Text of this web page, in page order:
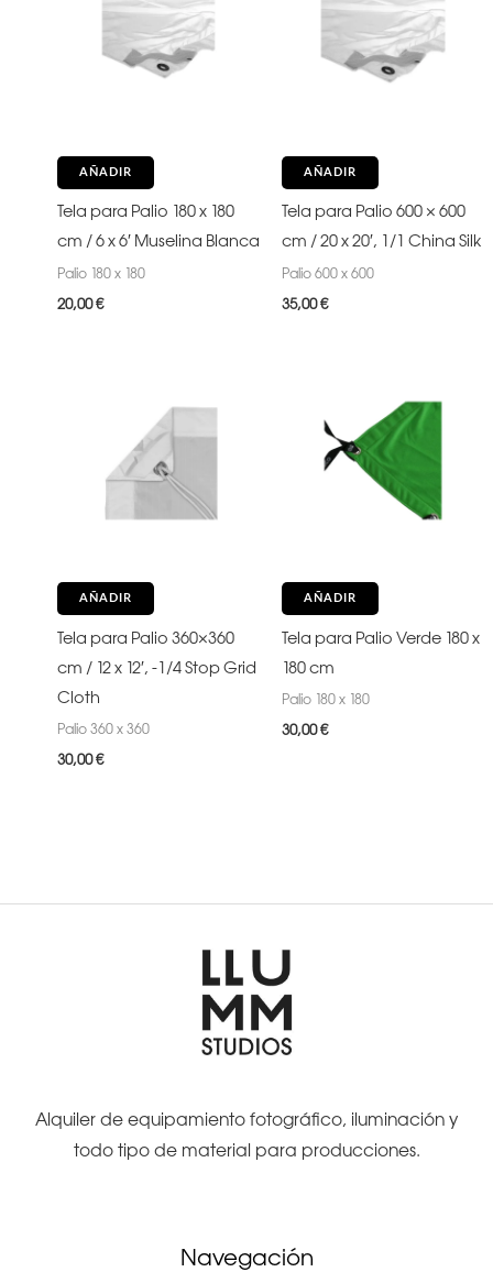
AÑADIR
Tela para Palio 180 x 180
cm / 6 x 6′ Muselina Blanca
Palio 180 x 180
20,00€
AÑADIR
Tela para Palio 600 × 600
cm / 20 x 20′, 1/1 China Silk
Palio 600 x 600
35,00€
AÑADIR
Tela para Palio 360×360
cm / 12 x 12′, -1/4 Stop Grid
Cloth
Palio 360 x 360
30,00€
AÑADIR
Tela para Palio Verde 180 x
180 cm
Palio 180 x 180
30,00€
Alquiler de equipamiento fotográfico, iluminación y
todo tipo de material para producciones.
Navegación